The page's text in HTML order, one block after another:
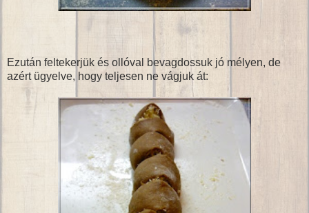
Ezután feltekerjük és ollóval bevagdossuk jó mélyen, de
azért ügyelve, hogy teljesen ne vágjuk át: